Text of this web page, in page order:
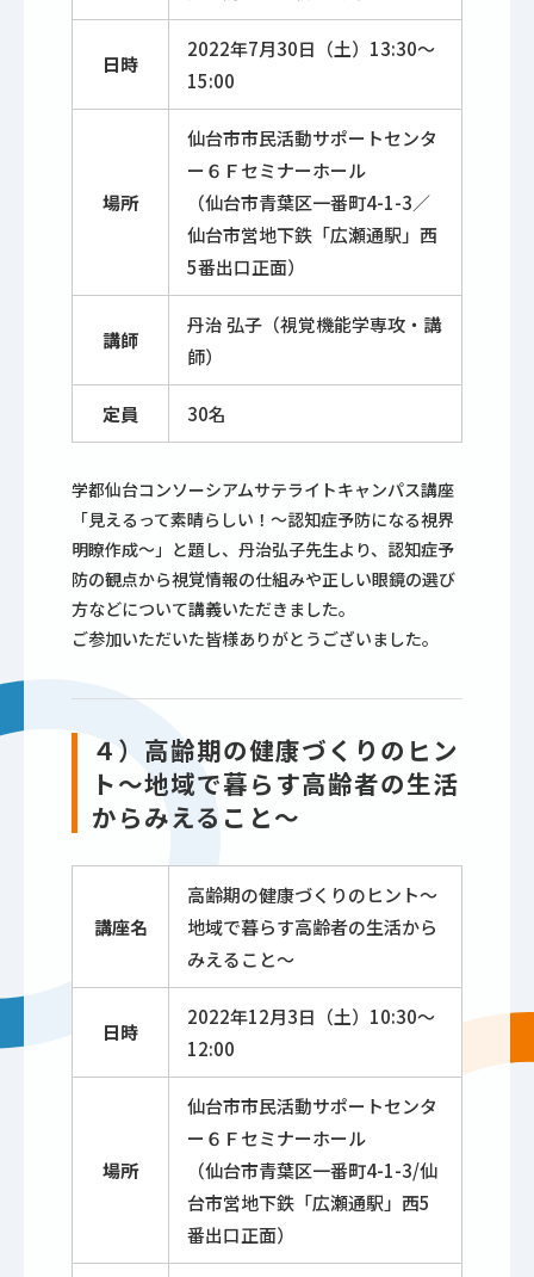
日時
2022年7月30日（土）13:30～
15:00
場所
仙台市市民活動サポートセンタ
ー６Ｆセミナーホール
（仙台市青葉区一番町4-1-3／
仙台市営地下鉄「広瀬通駅」西
5番出口正面）
講師
丹治 弘子（視覚機能学専攻・講
師）
定員 30名
学都仙台コンソーシアムサテライトキャンパス講座
「見えるって素晴らしい！～認知症予防になる視界
明瞭作成～」と題し、丹治弘子先生より、認知症予
防の観点から視覚情報の仕組みや正しい眼鏡の選び
方などについて講義いただきました。
ご参加いただいた皆様ありがとうございました。
４）高齢期の健康づくりのヒン
ト～地域で暮らす高齢者の生活
からみえること～
講座名
高齢期の健康づくりのヒント～
地域で暮らす高齢者の生活から
みえること～
日時
2022年12月3日（土）10:30～
12:00
場所
仙台市市民活動サポートセンタ
ー６Ｆセミナーホール
（仙台市青葉区一番町4-1-3/仙
台市営地下鉄「広瀬通駅」西5
番出口正面）